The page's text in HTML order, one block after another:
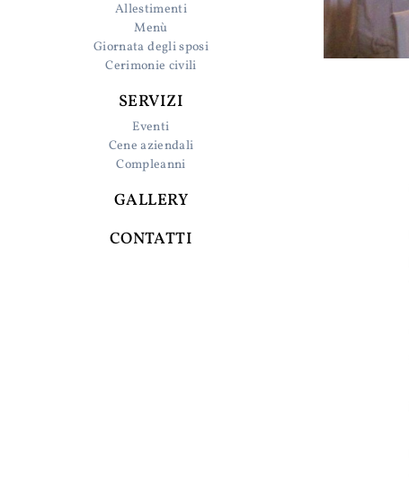
Allestimenti
Menù
Giornata degli sposi
Cerimonie civili
SERVIZI
Eventi
Cene aziendali
Compleanni
GALLERY
CONTATTI